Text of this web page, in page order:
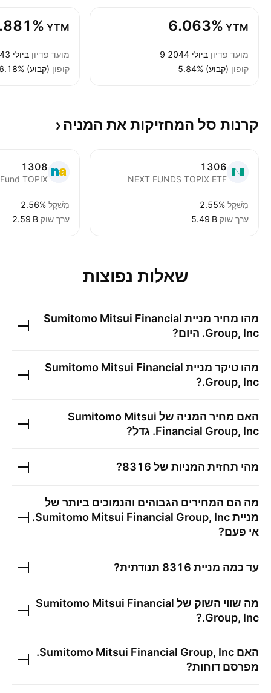
6.063% YTM
מועד פדיון 9 ביולי 2044
קופון 5.84% (קבוע)
YTM
מועד פדיון 13 ביולי 2043
קופון 6.18% (קבוע)
קרנות סל המחזיקות את המניה
1306
NEXT FUNDS TOPIX ETF
מִשׁקָל 2.55%
ערך שוק ‪5.49 B‬
1308
TOPIX
מִשׁקָל 2.56%
ערך שוק ‪2.59 B‬
שאלות נפוצות
מהו מחיר מניית Sumitomo Mitsui Financial
Group, Inc. היום?
מהו טיקר מניית Sumitomo Mitsui Financial
Group, Inc.
?
האם מחיר המניה של Sumitomo Mitsui
Financial Group, Inc. גדל?
מהי תחזית המניות של 8316
?
מה הם המחירים הגבוהים והנמוכים ביותר של
מנייתSumitomo Mitsui Financial Group, Inc.
אי פעם?
עד כמה מניית 8316 תנודתית?
מה שווי השוק של Sumitomo Mitsui Financial
Group, Inc.
?
האם Sumitomo Mitsui Financial Group, Inc.
מפרסם דוחות?